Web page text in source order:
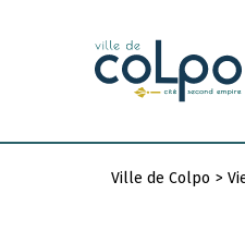
Ville de Colpo >